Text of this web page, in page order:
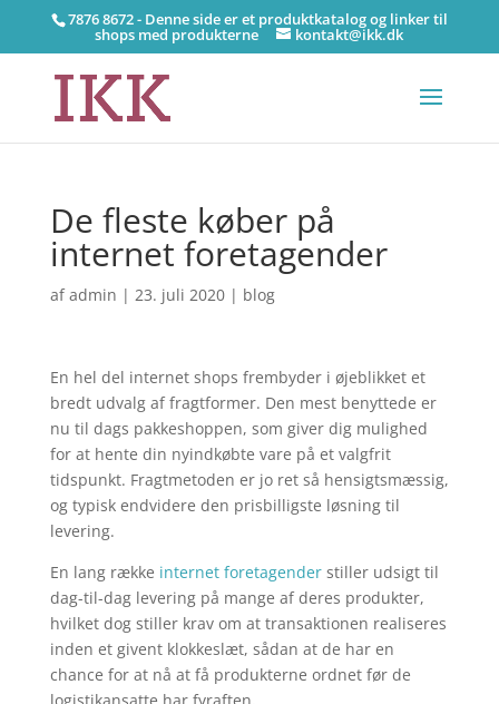
7876 8672 - Denne side er et produktkatalog og linker til
shops med produkterne kontakt@ikk.dk
De fleste køber på
internet foretagender
afadmin | 23. juli 2020| blog
En hel del internet shops frembyder i øjeblikket et
bredt udvalg af fragtformer. Den mest benyttede er
nu til dags pakkeshoppen, som giver dig mulighed
for at hente din nyindkøbte vare på et valgfrit
tidspunkt. Fragtmetoden er jo ret så hensigtsmæssig,
og typisk endvidere den prisbilligste løsning til
levering.
En lang række internet foretagenderstiller udsigt til
dag-til-dag levering på mange af deres produkter,
hvilket dog stiller krav om at transaktionen realiseres
inden et givent klokkeslæt, sådan at de har en
chance for at nå at få produkterne ordnet før de